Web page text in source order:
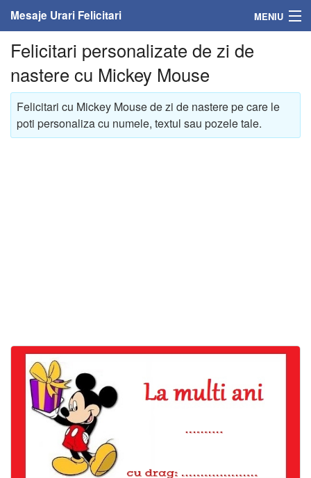
Mesaje Urari Felicitari MENIU
Home
Mesaje
Felicitari
Felicitari muzicale
Felicitari muzicale personalizate
Felicitari animate
Invitatii personalizate
Felicitari personalizate de zi de
nastere cu Mickey Mouse
Felicitari cu Mickey Mouse de zi de nastere pe care le
poti personaliza cu numele, textul sau pozele tale.